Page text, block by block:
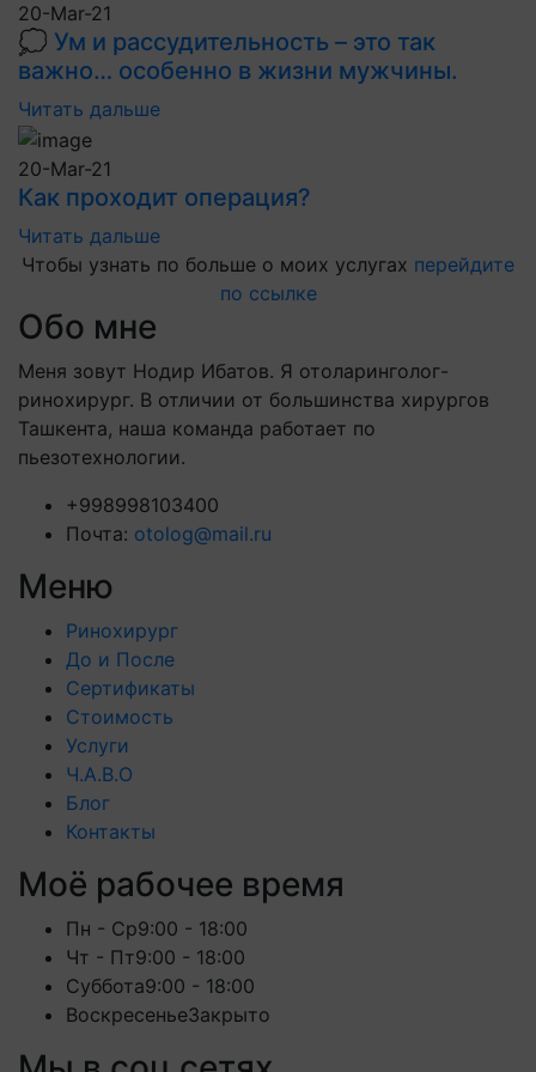
20-Mar-21
💭 Ум и рассудительность – это так
важно… особенно в жизни мужчины.
Читать дальше
20-Mar-21
Как проходит операция?
Читать дальше
Чтобы узнать по больше о моих услугах перейдите
по ссылке
Обо мне
Меня зовут Нодир Ибатов. Я отоларинголог-
ринохирург. В отличии от большинства хирургов
Ташкента, наша команда работает по
пьезотехнологии.
+998998103400
Почта: otolog@mail.ru
Меню
Ринохирург
До и После
Сертификаты
Стоимость
Услуги
Ч.А.В.О
Блог
Контакты
Моё рабочее время
Пн - Ср9:00 - 18:00
Чт - Пт9:00 - 18:00
Суббота9:00 - 18:00
ВоскресеньеЗакрыто